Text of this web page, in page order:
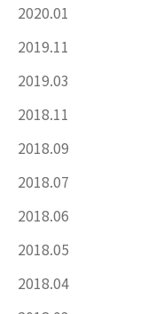
2020.01
2019.11
2019.03
2018.11
2018.09
2018.07
2018.06
2018.05
2018.04